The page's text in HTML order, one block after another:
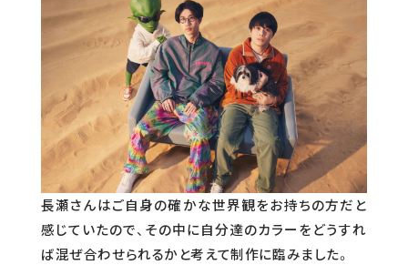
長瀬さんはご自身の確かな世界観をお持ちの方だと
感じていたので、その中に自分達のカラーをどうすれ
ば混ぜ合わせられるかと考えて制作に臨みました。